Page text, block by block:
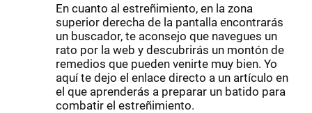
En cuanto al estreñimiento, en la zona
superior derecha de la pantalla encontrarás
un buscador, te aconsejo que navegues un
rato por la web y descubrirás un montón de
remedios que pueden venirte muy bien. Yo
aquí te dejo el enlace directo a un artículo en
el que aprenderás a preparar un batido para
combatir el estreñimiento.